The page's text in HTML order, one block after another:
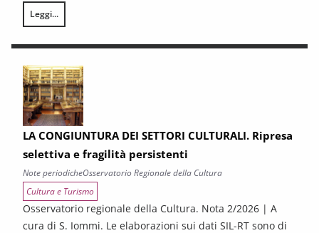
Leggi...
LA CONGIUNTURA NELLE PROVINCE TOSCANE
LA CONGIUNTURA DEI SETTORI CULTURALI. Ripresa
selettiva e fragilità persistenti
Note periodicheOsservatorio Regionale della Cultura
Cultura e Turismo
Osservatorio regionale della Cultura. Nota 2/2026 | A
cura di S. Iommi. Le elaborazioni sui dati SIL-RT sono di